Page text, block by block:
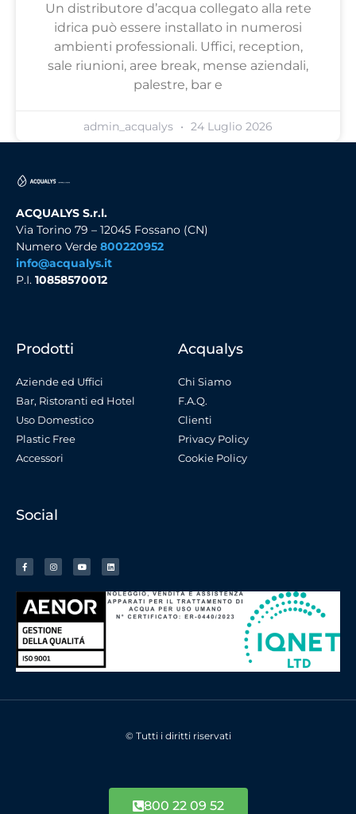
Un distributore d’acqua collegato alla rete
idrica può essere installato in numerosi
ambienti professionali. Uffici, reception,
sale riunioni, aree break, mense aziendali,
palestre, bar e
admin_acqualys 24 Luglio 2026
ACQUALYS S.r.l.
Via Torino 79 – 12045 Fossano (CN)
Numero Verde 800220952
info@acqualys.it
P.I. 10858570012
Prodotti
Aziende ed Uffici
Bar, Ristoranti ed Hotel
Uso Domestico
Plastic Free
Accessori
Acqualys
Chi Siamo
F.A.Q.
Clienti
Privacy Policy
Cookie Policy
Social
© Tutti i diritti riservati
800 22 09 52